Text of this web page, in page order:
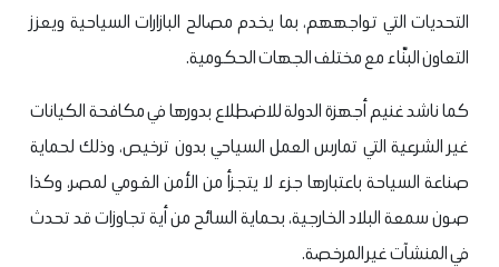
التحديات التي تواجههم، بما يخدم مصالح البازارات السياحية ويعزز
التعاون البنّاء مع مختلف الجهات الحكومية.
كما ناشد غنيم أجهزة الدولة للاضطلاع بدورها في مكافحة الكيانات
غير الشرعية التي تمارس العمل السياحي بدون ترخيص، وذلك لحماية
صناعة السياحة باعتبارها جزء لا يتجزأ من الأمن القومي لمصر، وكذا
صون سمعة البلاد الخارجية، بحماية السائح من أية تجاوزات قد تحدث
في المنشآت غير المرخصة.